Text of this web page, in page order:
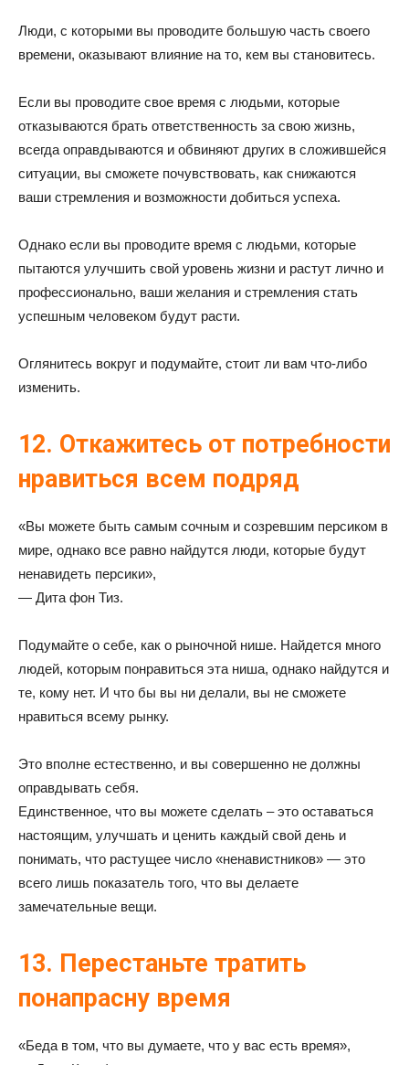
Люди, с которыми вы проводите большую часть своего
времени, оказывают влияние на то, кем вы становитесь.
Если вы проводите свое время с людьми, которые
отказываются брать ответственность за свою жизнь,
всегда оправдываются и обвиняют других в сложившейся
ситуации, вы сможете почувствовать, как снижаются
ваши стремления и возможности добиться успеха.
Однако если вы проводите время с людьми, которые
пытаются улучшить свой уровень жизни и растут лично и
профессионально, ваши желания и стремления стать
успешным человеком будут расти.
Оглянитесь вокруг и подумайте, стоит ли вам что-либо
изменить.
12. Откажитесь от потребности
нравиться всем подряд
«Вы можете быть самым сочным и созревшим персиком в
мире, однако все равно найдутся люди, которые будут
ненавидеть персики»,
— Дита фон Тиз.
Подумайте о себе, как о рыночной нише. Найдется много
людей, которым понравиться эта ниша, однако найдутся и
те, кому нет. И что бы вы ни делали, вы не сможете
нравиться всему рынку.
Это вполне естественно, и вы совершенно не должны
оправдывать себя.
Единственное, что вы можете сделать – это оставаться
настоящим, улучшать и ценить каждый свой день и
понимать, что растущее число «ненавистников» — это
всего лишь показатель того, что вы делаете
замечательные вещи.
13. Перестаньте тратить
понапрасну время
«Беда в том, что вы думаете, что у вас есть время»,